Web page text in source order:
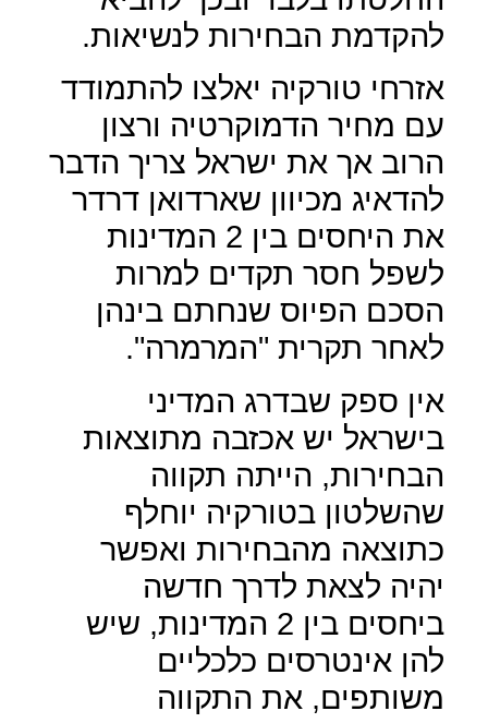
להקדמת הבחירות לנשיאות.
אזרחי טורקיה יאלצו להתמודד
עם מחיר הדמוקרטיה ורצון
הרוב אך את ישראל צריך הדבר
להדאיג מכיוון שארדואן דרדר
את היחסים בין 2 המדינות
לשפל חסר תקדים למרות
הסכם הפיוס שנחתם בינהן
לאחר תקרית "המרמרה".
אין ספק שבדרג המדיני
בישראל יש אכזבה מתוצאות
הבחירות, הייתה תקווה
שהשלטון בטורקיה יוחלף
כתוצאה מהבחירות ואפשר
יהיה לצאת לדרך חדשה
ביחסים בין 2 המדינות, שיש
להן אינטרסים כלכליים
משותפים, את התקווה